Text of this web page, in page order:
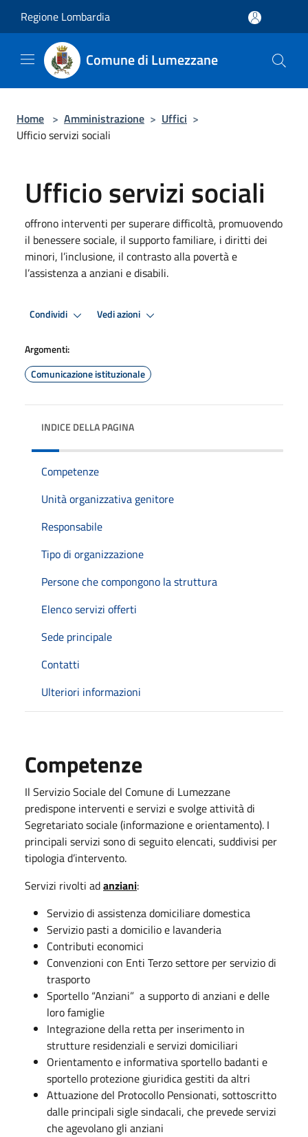
Regione Lombardia
Comune di Lumezzane
Home > Amministrazione > Uffici >
Ufficio servizi sociali
Ufficio servizi sociali
offrono interventi per superare difficoltà, promuovendo
il benessere sociale, il supporto familiare, i diritti dei
minori, l’inclusione, il contrasto alla povertà e
l’assistenza a anziani e disabili.
Condividi Vedi azioni
Argomenti:
Comunicazione istituzionale
INDICE DELLA PAGINA
Competenze
Unità organizzativa genitore
Responsabile
Tipo di organizzazione
Persone che compongono la struttura
Elenco servizi offerti
Sede principale
Contatti
Ulteriori informazioni
Competenze
Il Servizio Sociale del Comune di Lumezzane
predispone interventi e servizi e svolge attività di
Segretariato sociale (informazione e orientamento). I
principali servizi sono di seguito elencati, suddivisi per
tipologia d’intervento.
Servizi rivolti adanziani:
Servizio di assistenza domiciliare domestica
Servizio pasti a domicilio e lavanderia
Contributi economici
Convenzioni con Enti Terzo settore per servizio di
trasporto
Sportello “Anziani” a supporto di anziani e delle
loro famiglie
Integrazione della retta per inserimento in
strutture residenziali e servizi domiciliari
Orientamento e informativa sportello badanti e
sportello protezione giuridica gestiti da altri
Attuazione del Protocollo Pensionati, sottoscritto
dalle principali sigle sindacali, che prevede servizi
che agevolano gli anziani